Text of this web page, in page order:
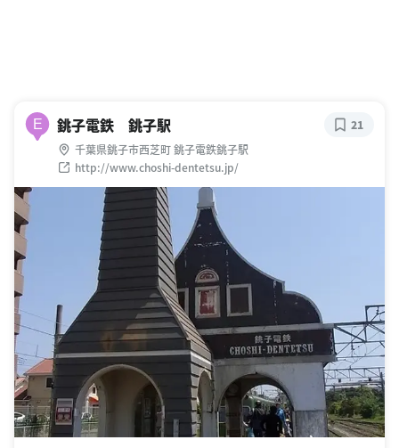
E 銚子電鉄 銚子駅
千葉県銚子市西芝町 銚子電鉄銚子駅
http://www.choshi-dentetsu.jp/
21